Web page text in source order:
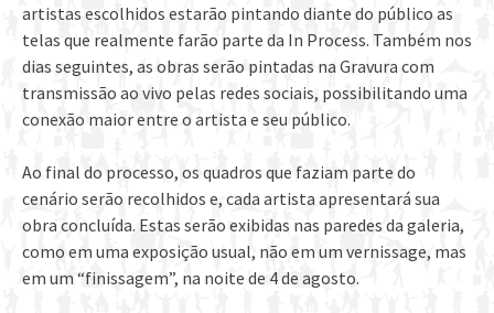
artistas escolhidos estarão pintando diante do público as
telas que realmente farão parte da In Process. Também nos
dias seguintes, as obras serão pintadas na Gravura com
transmissão ao vivo pelas redes sociais, possibilitando uma
conexão maior entre o artista e seu público.
Ao final do processo, os quadros que faziam parte do
cenário serão recolhidos e, cada artista apresentará sua
obra concluída. Estas serão exibidas nas paredes da galeria,
como em uma exposição usual, não em um vernissage, mas
em um “finissagem”, na noite de 4 de agosto.